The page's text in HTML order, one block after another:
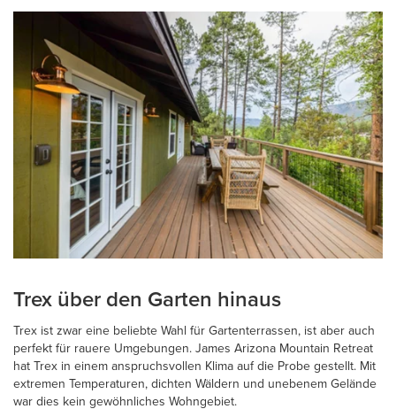
Trex über den Garten hinaus
Trex ist zwar eine beliebte Wahl für Gartenterrassen, ist aber auch
perfekt für rauere Umgebungen. James Arizona Mountain Retreat
hat Trex in einem anspruchsvollen Klima auf die Probe gestellt. Mit
extremen Temperaturen, dichten Wäldern und unebenem Gelände
war dies kein gewöhnliches Wohngebiet.